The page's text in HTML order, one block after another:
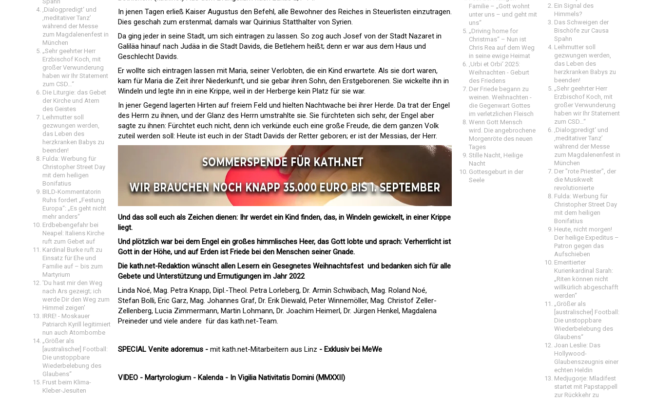
‚Dialogpredigt‘ und
‚meditativer Tanz’
während der Messe
zum Magdalenenfest in
München
„Sehr geehrter Herr
Erzbischof Koch, mit
großer Verwunderung
haben wir Ihr Statement
zum CSD…“
Die Liturgie: das Gebet
der Kirche und Atem
des Geistes
Leihmutter soll
gezwungen werden,
das Leben des
herzkranken Babys zu
beenden!
Fulda: Werbung für
Christopher Street Day
mit dem heiligen
Bonifatius
BILD-Kommentatorin
Ruhs fordert „Festung
Europa“: „Es geht nicht
mehr anders“
Erdbebengefahr bei
Neapel: Italiens Kirche
ruft zum Gebet auf
Kardinal Burke ruft zu
Einsatz für Ehe und
Familie auf – bis zum
Martyrium
'Du hast mir den Weg
nach Ars gezeigt; ich
werde Dir den Weg zum
Himmel zeigen'
IRRE! - Moskauer
Patriarch Kyrill legitimiert
nun auch Atombombe
„Größer als
[australischer] Football:
Die unstoppbare
Wiederbelebung des
Glaubens“
Frust beim Klima-
Kleber-Jesuiten
In jenen Tagen erließ Kaiser Augustus den Befehl, alle Bewohner des Reiches in Steuerlisten einzutragen.
Dies geschah zum erstenmal; damals war Quirinius Statthalter von Syrien.
Da ging jeder in seine Stadt, um sich eintragen zu lassen. So zog auch Josef von der Stadt Nazaret in
Galiläa hinauf nach Judäa in die Stadt Davids, die Betlehem heißt; denn er war aus dem Haus und
Geschlecht Davids.
Er wollte sich eintragen lassen mit Maria, seiner Verlobten, die ein Kind erwartete. Als sie dort waren,
kam für Maria die Zeit ihrer Niederkunft, und sie gebar ihren Sohn, den Erstgeborenen. Sie wickelte ihn in
Windeln und legte ihn in eine Krippe, weil in der Herberge kein Platz für sie war.
In jener Gegend lagerten Hirten auf freiem Feld und hielten Nachtwache bei ihrer Herde. Da trat der Engel
des Herrn zu ihnen, und der Glanz des Herrn umstrahlte sie. Sie fürchteten sich sehr, der Engel aber
sagte zu ihnen: Fürchtet euch nicht, denn ich verkünde euch eine große Freude, die dem ganzen Volk
zuteil werden soll: Heute ist euch in der Stadt Davids der Retter geboren; er ist der Messias, der Herr.
Und das soll euch als Zeichen dienen: Ihr werdet ein Kind finden, das, in Windeln gewickelt, in einer Krippe
liegt.
Und plötzlich war bei dem Engel ein großes himmlisches Heer, das Gott lobte und sprach: Verherrlicht ist
Gott in der Höhe, und auf Erden ist Friede bei den Menschen seiner Gnade.
Die kath.net-Redaktion wünscht allen Lesern ein Gesegnetes Weihnachtsfest und bedanken sich für alle
Gebete und Unterstützung und Ermutigungen im Jahr 2022
Linda Noé, Mag. Petra Knapp, Dipl.-Theol. Petra Lorleberg, Dr. Armin Schwibach, Mag. Roland Noé,
Stefan Bolli, Eric Garz, Mag. Johannes Graf, Dr. Erik Diewald, Peter Winnemöller, Mag. Christof Zeller-
Zellenberg, Lucia Zimmermann, Martin Lohmann, Dr. Joachim Heimerl, Dr. Jürgen Henkel, Magdalena
Preineder und viele andere für das kath.net-Team.
SPECIAL Venite adoremus - mit kath.net-Mitarbeitern aus Linz - Exklusiv bei MeWe
VIDEO - Martyrologium - Kalenda - In Vigilia Nativitatis Domini (MMXXII)
Familie – „Gott wohnt
unter uns – und geht mit
uns“
„Driving home for
Christmas“ – Nun ist
Chris Rea auf dem Weg
in seine ewige Heimat
‚Urbi et Orbi‘ 2025:
Weihnachten - Geburt
des Friedens
Der Friede begann zu
weinen. Weihnachten -
die Gegenwart Gottes
im verletzlichen Fleisch
Wenn Gott Mensch
wird. Die angebrochene
Morgenröte des neuen
Tages
Stille Nacht, Heilige
Nacht
Gottesgeburt in der
Seele
Ein Signal des
Himmels?
Das Schweigen der
Bischöfe zur Causa
Spahn
Leihmutter soll
gezwungen werden,
das Leben des
herzkranken Babys zu
beenden!
„Sehr geehrter Herr
Erzbischof Koch, mit
großer Verwunderung
haben wir Ihr Statement
zum CSD…“
‚Dialogpredigt‘ und
‚meditativer Tanz’
während der Messe
zum Magdalenenfest in
München
Der "rote Priester", der
die Musikwelt
revolutionierte
Fulda: Werbung für
Christopher Street Day
mit dem heiligen
Bonifatius
Heute, nicht morgen!
Der heilige Expeditus –
Patron gegen das
Aufschieben
Emeritierter
Kurienkardinal Sarah:
„Riten können nicht
willkürlich abgeschafft
werden“
„Größer als
[australischer] Football:
Die unstoppbare
Wiederbelebung des
Glaubens“
Joan Leslie: Das
Hollywood-
Glaubenszeugnis einer
echten Heldin
Medjugorje: Mladifest
startet mit Papstappell
zur Rückkehr zu